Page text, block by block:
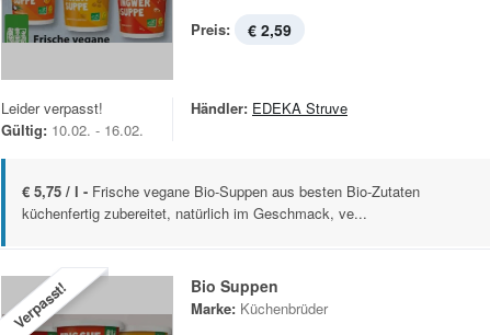
Preis: € 2,59
Leider verpasst!
Gültig: 10.02. - 16.02.
Händler: EDEKA Struve
€ 5,75 / l - Frische vegane Bio-Suppen aus besten Bio-Zutaten
küchenfertig zubereitet, natürlich im Geschmack, ve...
Verpasst! Bio Suppen
Marke: Küchenbrüder